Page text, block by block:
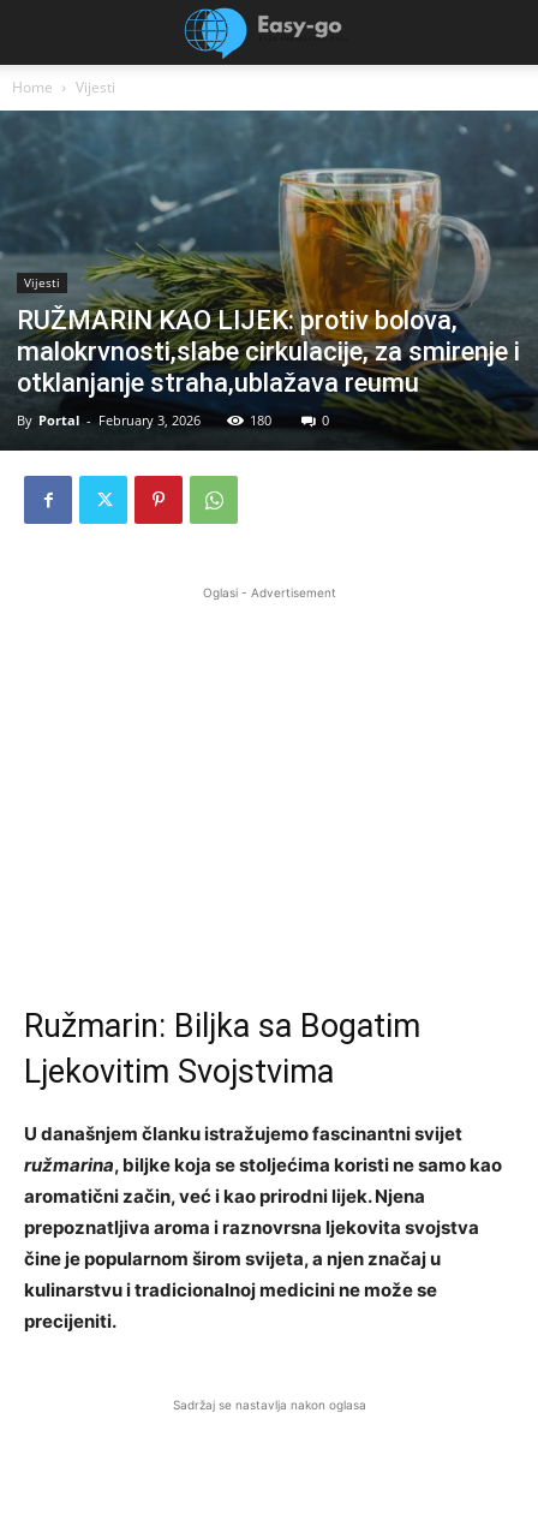
Home Vijesti
Vijesti
RUŽMARIN KAO LIJEK: protiv bolova,
malokrvnosti,slabe cirkulacije, za smirenje i
otklanjanje straha,ublažava reumu
By Portal - February 3, 2026 180 0
Oglasi - Advertisement
Ružmarin: Biljka sa Bogatim
Ljekovitim Svojstvima
U današnjem članku istražujemo fascinantni svijet
ružmarina, biljke koja se stoljećima koristi ne samo kao
aromatični začin, već i kao prirodni lijek. Njena
prepoznatljiva aroma i raznovrsna ljekovita svojstva
čine je popularnom širom svijeta, a njen značaj u
kulinarstvu i tradicionalnoj medicini ne može se
precijeniti.
Sadržaj se nastavlja nakon oglasa